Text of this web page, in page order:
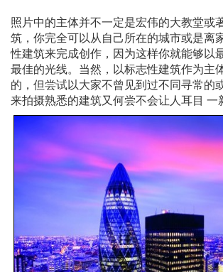
照片中的主体并不一定是宏伟的大教堂或
筑，你完全可以从自己所在的城市或是离
性建筑来完成创作，因为这样你就能够以
最佳的光线。当然，以标志性建筑作为主
的，但尝试以大家不曾见到过不同寻常的
来拍摄熟悉的建筑又何尝不会让人耳目 一